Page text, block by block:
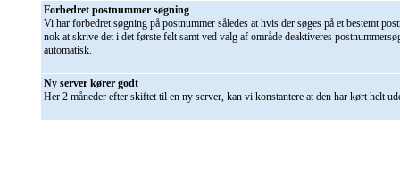
Forbedret postnummer søgning
Vi har forbedret søgning på postnummer således at hvis der søges på et bestemt
nok at skrive det i det første felt samt ved valg af område deaktiveres
automatisk.
Ny server kører godt
Her 2 måneder efter skiftet til en ny server, kan vi konstantere at den har kørt helt